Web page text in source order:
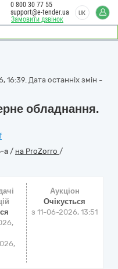
Замовити дзвінок
0 800 30 77 55
support@e-tender.ua
UK
Дата останніх змін -
обладнання.
a / на ProZorro /
Аукціон
Очікується
з11-06-2026, 13:51